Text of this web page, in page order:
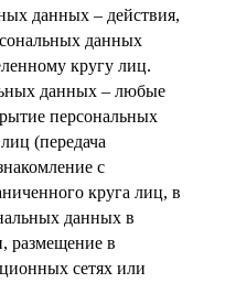
данных – действия,
данных
кругу лиц.
данных – любые
персональных
(передача
с
круга лиц, в
данных в
размещение в
сетях или